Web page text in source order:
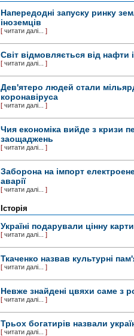
Напередодні запуску ринку
іноземців
[ читати далі... ]
Світ відмовляється від нафти
[ читати далі... ]
Дев'ятеро людей стали
коронавіруса
[ читати далі... ]
Чия економіка вийде з кризи
заощаджень
[ читати далі... ]
Заборона на імпорт
аварії
[ читати далі... ]
Історія
Україні подарували цінну
[ читати далі... ]
Ткаченко назвав культурні
[ читати далі... ]
Невже знайдені цвяхи саме з
[ читати далі... ]
Трьох богатирів назвали
[ читати далі... ]